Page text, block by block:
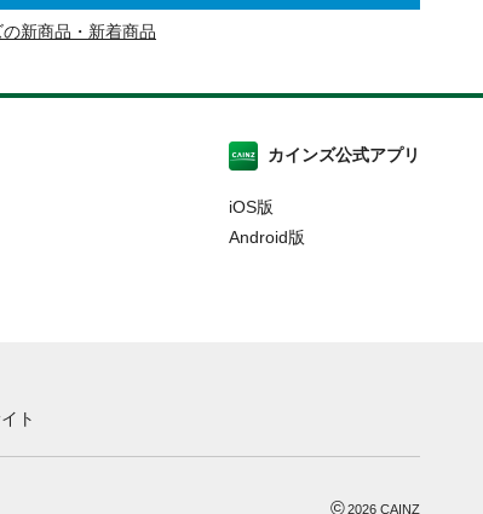
新商品・新着商品
カインズ公式アプリ
iOS版
Android版
ト
©2026 CAINZ